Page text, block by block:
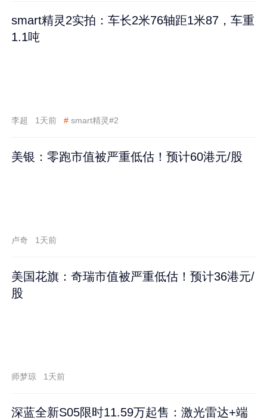
smart精灵2实拍：车长2米76轴距1米87，车重
1.1吨
李超 1天前 # smart精灵#2
美银：零跑市值被严重低估！预计60港元/股
卢奇 1天前
美国花旗：奇瑞市值被严重低估！预计36港元/
股
师梦琼 1天前
深蓝全新S05限时11.59万起售：激光雷达+端